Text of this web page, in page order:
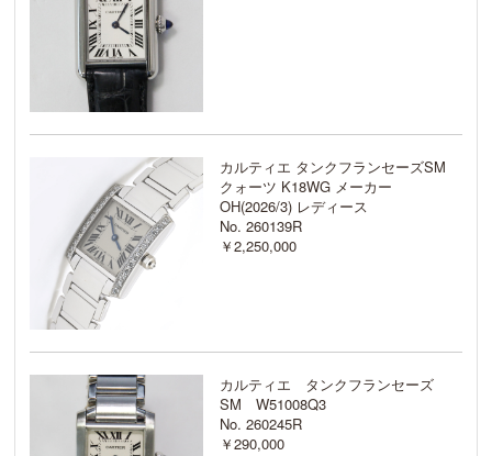
カルティエ タンクフランセーズSM
クォーツ K18WG メーカー
OH(2026/3) レディース
No. 260139R
￥2,250,000
カルティエ タンクフランセーズ
SM W51008Q3
No. 260245R
￥290,000